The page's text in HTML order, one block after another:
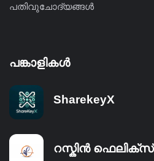
പതിവുചോദ്യങ്ങൾ
പങ്കാളികൾ
SharekeyX
റസ്കിൻ ഫെലിക്സ്